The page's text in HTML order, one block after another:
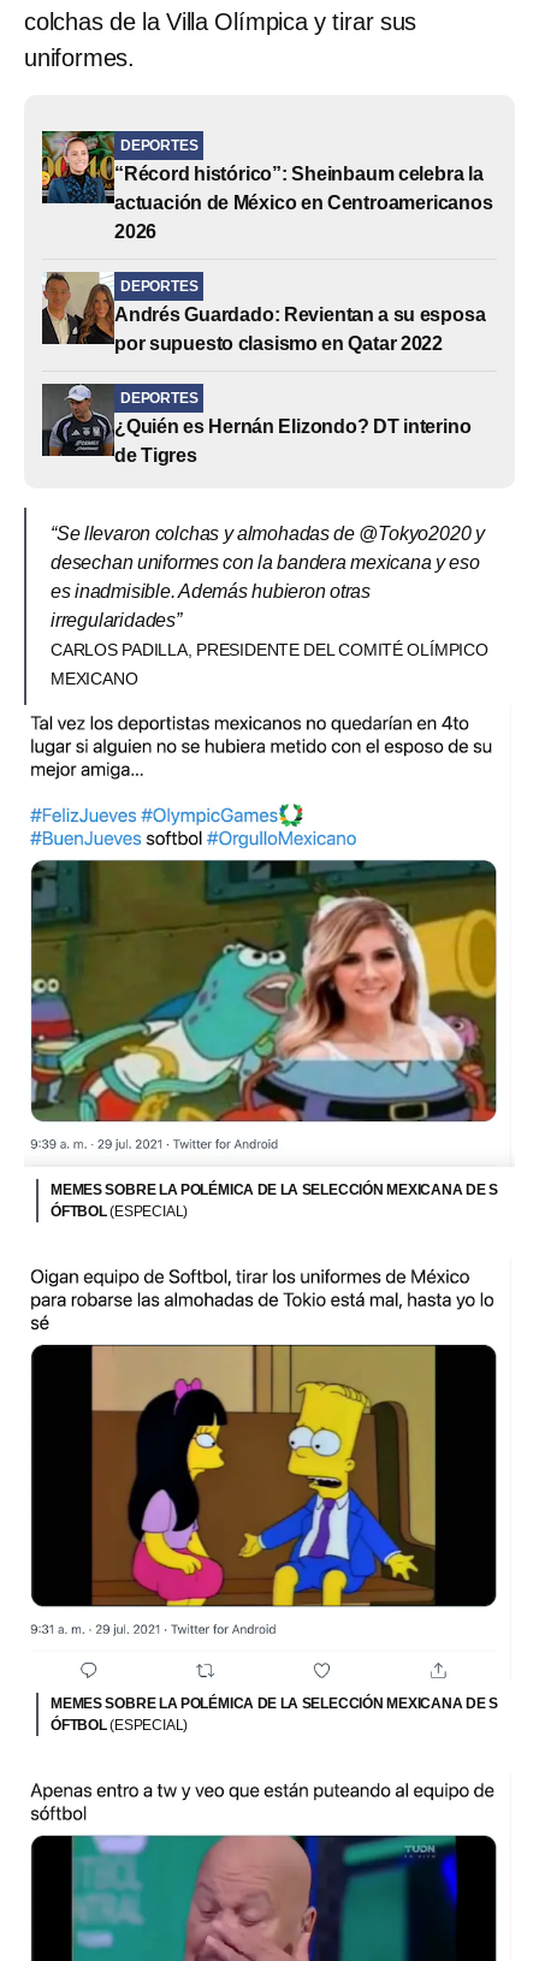
colchas de la Villa Olímpica y tirar sus
uniformes.
DEPORTES
“Récord histórico”: Sheinbaum celebra la
actuación de México en Centroamericanos
2026
DEPORTES
Andrés Guardado: Revientan a su esposa
por supuesto clasismo en Qatar 2022
DEPORTES
¿Quién es Hernán Elizondo? DT interino
de Tigres
“Se llevaron colchas y almohadas de @Tokyo2020 y
desechan uniformes con la bandera mexicana y eso
es inadmisible. Además hubieron otras
irregularidades”
CARLOS PADILLA, PRESIDENTE DEL COMITÉ OLÍMPICO
MEXICANO
MEMES SOBRE LA POLÉMICA DE LA SELECCIÓN MEXICANA DE S
ÓFTBOL(ESPECIAL)
MEMES SOBRE LA POLÉMICA DE LA SELECCIÓN MEXICANA DE S
ÓFTBOL(ESPECIAL)